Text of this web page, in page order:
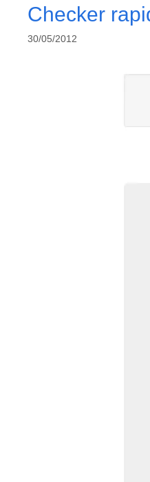
Checker
30/05/2012